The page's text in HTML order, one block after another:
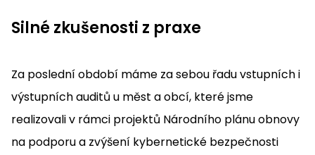
Silné zkušenosti z praxe
Za poslední období máme za sebou řadu vstupních i
výstupních auditů u měst a obcí, které jsme
realizovali v rámci projektů Národního plánu obnovy
na podporu a zvýšení kybernetické bezpečnosti